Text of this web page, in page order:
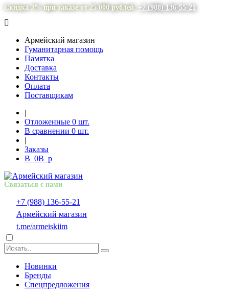
Скидка 3% при заказе от 25 000 рублей. +7 (988) 136-55-21
Армейский магазин
Гуманитарная помощь
Памятка
Доставка
Контакты
Оплата
Поставщикам
|
Отложенные 0 шт.
В сравнении 0 шт.
|
Заказы
В 0В p
Связаться с нами
+7 (988) 136-55-21
Армейский магазин
t.me/armeiskiim
Новинки
Бренды
Спецпредложения